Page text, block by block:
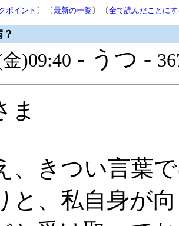
ポイント 〕 〔最新の一覧 〕 〔全て読んだことに
)09:40 - うつ -
ま
、きつい言葉
と、私自身が